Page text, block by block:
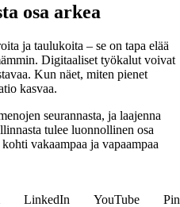
osa arkea
ja taulukoita – se on tapa elää
Digitaaliset työkalut voivat
Kun näet, miten pienet
kasvaa.
seurannasta, ja laajenna
tulee luonnollinen osa
vakaampaa ja vapaampaa
LinkedIn YouTube